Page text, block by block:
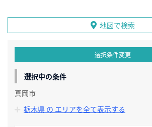
地図で検索
選択条件変更
選択中の条件
真岡市
栃木県 の エリアを全て表示する